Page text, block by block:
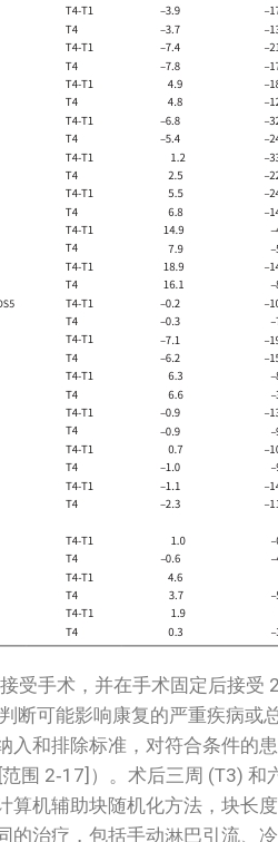
受手术，并在手术固定后接
断可能影响康复的严重疾病
和排除标准，对符合条件的
围 2‑17]）。术后三周 (T3)
机辅助块随机化方法，块长
治疗，包括手动淋巴引流、